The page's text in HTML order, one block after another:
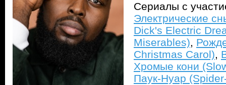
Сериалы с
Электрические
Dick's Electric
Miserables),
Christmas Carol),
Хромые кони
Паук-Нуар